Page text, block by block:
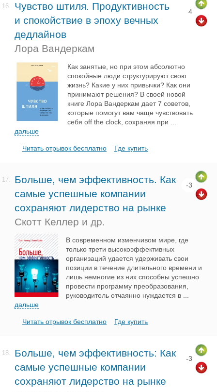
16.
Чувство штиля. Продуктивность
и спокойствие в эпоху вечных
дедлайнов
Лора Вандеркам
4
Как занятые, но при этом абсолютно
спокойные люди структурируют свою
жизнь? Какие у них привычки? Как они
принимают решения? В своей новой
книге Лора Вандеркам дает 7 советов,
которые помогут вам чаще чувствовать
себя off the clock, сохраняя при
дальше
Читать отрывок бесплатно Где купить
17.
Больше, чем эффективность. Как
самые успешные компании
сохраняют лидерство на рынке
Скотт Келлер и др.
-3
В современном изменчивом мире, где
только трети высокоэффективных
организаций удается удерживать свои
позиции в течение длительного времени и
лишь немногие из них способны успешно
провести программу преобразования,
руководитель отчаянно нуждается в
дальше
Читать отрывок бесплатно Где купить
18.
Больше, чем эффективность: Как
самые успешные компании
сохраняют лидерство на рынке
-3